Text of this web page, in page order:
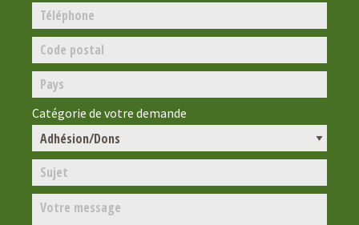
Catégorie de votre demande